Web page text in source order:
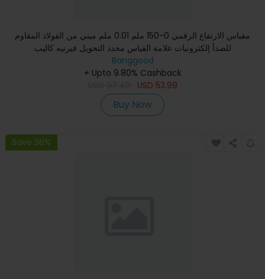
مقياس الارتفاع الرقمي 0-150 ملم 0.01 ملم ميني من الفولاذ المقاوم
للصدأ إلكترونيات علامة القياس محدد التحويل فيرنيه كاليب
Banggood
+ Upto 9.80% Cashback
USD 53.99
Buy Now
Save 36%